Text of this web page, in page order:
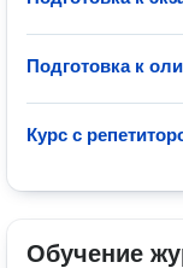
Подготовка к
Курс с
Обучение